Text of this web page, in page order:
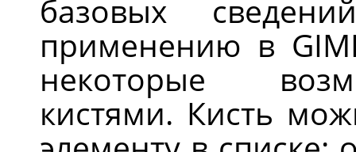
базовых
применению в
некоторые
кистями. Кисть